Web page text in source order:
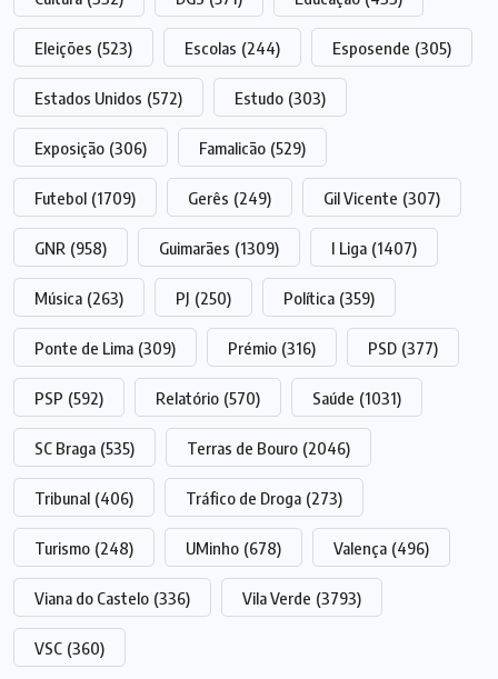
Eleições (523) Escolas (244) Esposende (305)
Estados Unidos (572) Estudo (303)
Exposição (306) Famalicão (529)
Futebol (1709) Gerês (249) Gil Vicente (307)
GNR (958) Guimarães (1309) I Liga (1407)
Música (263) PJ (250) Política (359)
Ponte de Lima (309) Prémio (316) PSD (377)
PSP (592) Relatório (570) Saúde (1031)
SC Braga (535) Terras de Bouro (2046)
Tribunal (406) Tráfico de Droga (273)
Turismo (248) UMinho (678) Valença (496)
Viana do Castelo (336) Vila Verde (3793)
VSC (360)